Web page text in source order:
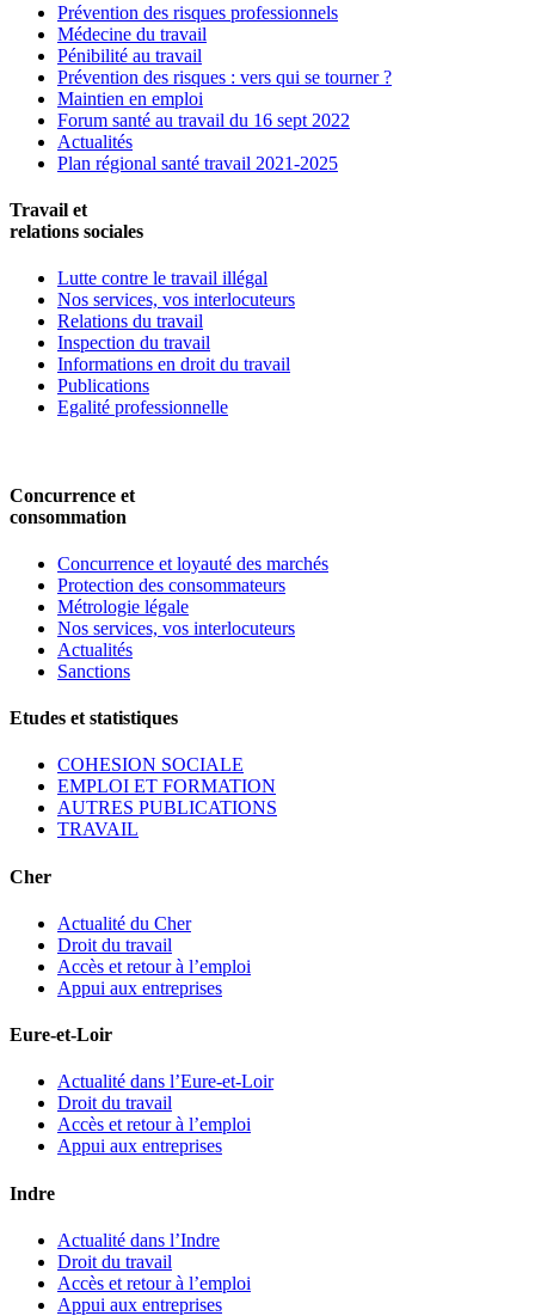
Prévention des risques professionnels
Médecine du travail
Pénibilité au travail
Prévention des risques : vers qui se tourner ?
Maintien en emploi
Forum santé au travail du 16 sept 2022
Actualités
Plan régional santé travail 2021-2025
Travail et
relations sociales
Lutte contre le travail illégal
Nos services, vos interlocuteurs
Relations du travail
Inspection du travail
Informations en droit du travail
Publications
Egalité professionnelle
Concurrence et
consommation
Concurrence et loyauté des marchés
Protection des consommateurs
Métrologie légale
Nos services, vos interlocuteurs
Actualités
Sanctions
Etudes et statistiques
COHESION SOCIALE
EMPLOI ET FORMATION
AUTRES PUBLICATIONS
TRAVAIL
Cher
Actualité du Cher
Droit du travail
Accès et retour à l’emploi
Appui aux entreprises
Eure-et-Loir
Actualité dans l’Eure-et-Loir
Droit du travail
Accès et retour à l’emploi
Appui aux entreprises
Indre
Actualité dans l’Indre
Droit du travail
Accès et retour à l’emploi
Appui aux entreprises